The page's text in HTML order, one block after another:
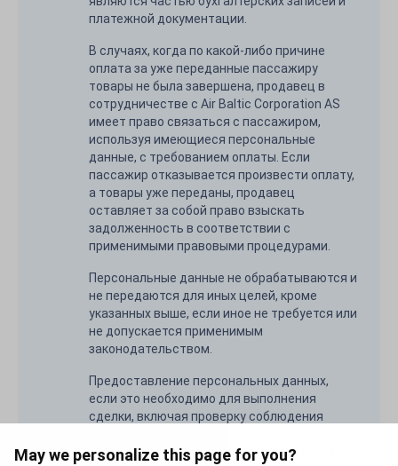
May we personalize this page for you?
платежной документации.
В случаях, когда по какой-либо причине
оплата за уже переданные пассажиру
товары не была завершена, продавец в
сотрудничестве с Air Baltic Corporation AS
имеет право связаться с пассажиром,
используя имеющиеся персональные
данные, с требованием оплаты. Если
пассажир отказывается произвести оплату,
а товары уже переданы, продавец
оставляет за собой право взыскать
задолженность в соответствии с
применимыми правовыми процедурами.
Персональные данные не обрабатываются и
не передаются для иных целей, кроме
указанных выше, если иное не требуется или
не допускается применимым
законодательством.
Предоставление персональных данных,
если это необходимо для выполнения
сделки, включая проверку соблюдения
для завершения покупки; непредоставление